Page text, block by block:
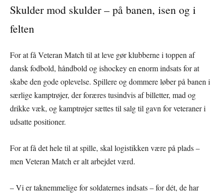
Skulder mod skulder – på banen, isen og i
felten
For at få Veteran Match til at leve gør klubberne i toppen af
dansk fodbold, håndbold og ishockey en enorm indsats for at
skabe den gode oplevelse. Spillere og dommere løber på banen i
særlige kamptrøjer, der foræres tusindvis af billetter, mad og
drikke væk, og kamptrøjer sættes til salg til gavn for veteraner i
udsatte positioner.
For at få det hele til at spille, skal logistikken være på plads –
men Veteran Match er alt arbejdet værd.
– Vi er taknemmelige for soldaternes indsats – for dét, de har